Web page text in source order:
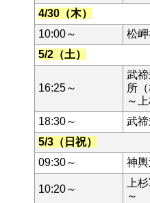
4/30（木）
10:00～
松
5/2（土）
16:25～
武
所
～
18:30～
武禘
5/3（日祝）
09:30～
神
10:20～
上
～